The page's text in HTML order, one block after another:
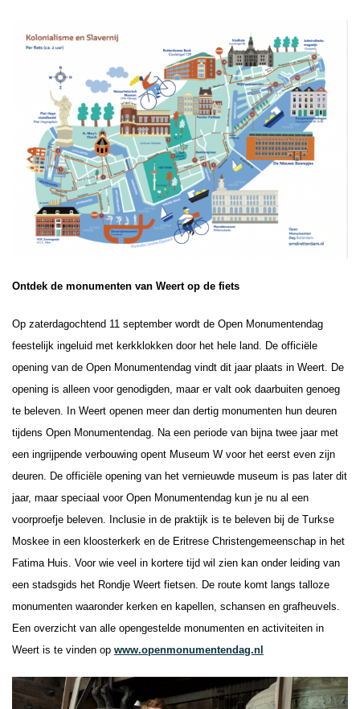
Ontdek de monumenten van Weert op de fiets
Op zaterdagochtend 11 september wordt de Open Monumentendag
feestelijk ingeluid met kerkklokken door het hele land. De officiële
opening van de Open Monumentendag vindt dit jaar plaats in Weert. De
opening is alleen voor genodigden, maar er valt ook daarbuiten genoeg
te beleven. In Weert openen meer dan dertig monumenten hun deuren
tijdens Open Monumentendag. Na een periode van bijna twee jaar met
een ingrijpende verbouwing opent Museum W voor het eerst even zijn
deuren. De officiële opening van het vernieuwde museum is pas later dit
jaar, maar speciaal voor Open Monumentendag kun je nu al een
voorproefje beleven. Inclusie in de praktijk is te beleven bij de Turkse
Moskee in een kloosterkerk en de Eritrese Christengemeenschap in het
Fatima Huis. Voor wie veel in kortere tijd wil zien kan onder leiding van
een stadsgids het Rondje Weert fietsen. De route komt langs talloze
monumenten waaronder kerken en kapellen, schansen en grafheuvels.
Een overzicht van alle opengestelde monumenten en activiteiten in
Weert is te vinden op www.openmonumentendag.nl